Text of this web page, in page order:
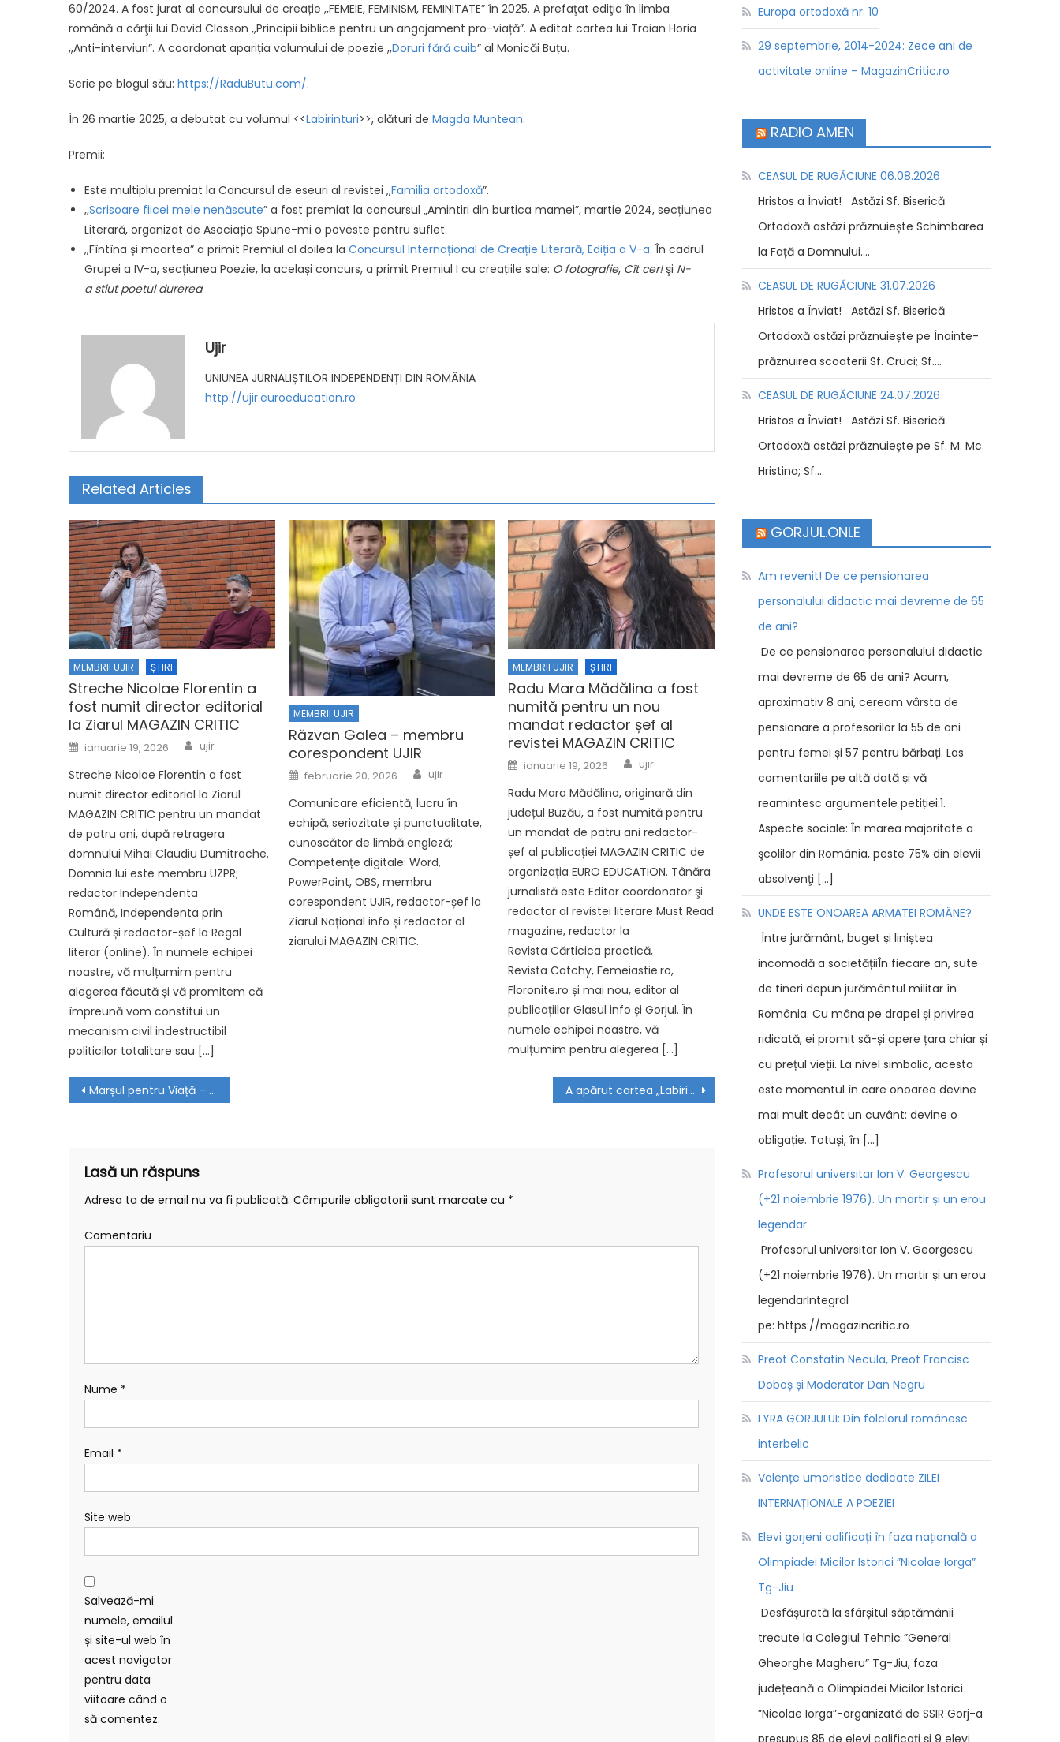
60/2024. A fost jurat al concursului de creație ,,FEMEIE, FEMINISM, FEMINITATE” în 2025. A prefaţat ediţia în limba
română a cărţii lui David Closson ,,Principii biblice pentru un angajament pro-viață”. A editat cartea lui Traian Horia
,,Anti-interviuri”. A coordonat apariția volumului de poezie ,,Doruri fără cuib” al Monicăi Buțu.
Scrie pe blogul său: https://RaduButu.com/.
În 26 martie 2025, a debutat cu volumul <<Labirinturi>>, alături de Magda Muntean.
Premii:
Este multiplu premiat la Concursul de eseuri al revistei ,,Familia ortodoxă”.
,,Scrisoare fiicei mele nenăscute” a fost premiat la concursul „Amintiri din burtica mamei”, martie 2024, secțiunea
Literară, organizat de Asociația Spune-mi o poveste pentru suflet.
,,Fîntîna și moartea” a primit Premiul al doilea la Concursul Internațional de Creație Literară, Ediția a V-a. În cadrul
Grupei a IV-a, secțiunea Poezie, la același concurs, a primit Premiul I cu creațiile sale: O fotografie, Cît cer!şi N-
a stiut poetul durerea.
Ujir
UNIUNEA JURNALIȘTILOR INDEPENDENȚI DIN ROMÂNIA
http://ujir.euroeducation.ro
Related Articles
MEMBRII UJIR ȘTIRI
Streche Nicolae Florentin a
fost numit director editorial
la Ziarul MAGAZIN CRITIC
Posted on
ianuarie 19, 2026 Author
ujir
Streche Nicolae Florentin a fost
numit director editorial la Ziarul
MAGAZIN CRITIC pentru un mandat
de patru ani, după retragera
domnului Mihai Claudiu Dumitrache.
Domnia lui este membru UZPR;
redactor Independenta
Română, Independenta prin
Cultură și redactor-șef la Regal
literar (online). În numele echipei
noastre, vă mulțumim pentru
alegerea făcută și vă promitem că
împreună vom constitui un
mecanism civil indestructibil
politicilor totalitare sau […]
MEMBRII UJIR
Răzvan Galea – membru
corespondent UJIR
Posted on
februarie 20, 2026 Author
ujir
Comunicare eficientă, lucru în
echipă, seriozitate și punctualitate,
cunoscător de limbă engleză;
Competențe digitale: Word,
PowerPoint, OBS, membru
corespondent UJIR, redactor-șef la
Ziarul Național info și redactor al
ziarului MAGAZIN CRITIC.
MEMBRII UJIR ȘTIRI
Radu Mara Mădălina a fost
numită pentru un nou
mandat redactor șef al
revistei MAGAZIN CRITIC
Posted on
ianuarie 19, 2026 Author
ujir
Radu Mara Mădălina, originară din
județul Buzău, a fost numită pentru
un mandat de patru ani redactor-
șef al publicației MAGAZIN CRITIC de
organizația EURO EDUCATION. Tânăra
jurnalistă este Editor coordonator şi
redactor al revistei literare Must Read
magazine, redactor la
Revista Cărticica practică,
Revista Catchy, Femeiastie.ro,
Floronite.ro și mai nou, editor al
publicațiilor Glasul info și Gorjul. În
numele echipei noastre, vă
mulțumim pentru alegerea […]
Navigare în articole
Marșul pentru Viață – Sâmbătă, 29 martie 2025. Comunicat de presă A apărut cartea „Labirinturi”, debutul editorial al lui Radu Buțu şi al Magdei Muntean
Lasă un răspuns
Adresa ta de email nu va fi publicată. Câmpurile obligatorii sunt marcate cu *
Comentariu
Nume *
Email *
Site web
Salvează-mi
numele, emailul
și site-ul web în
acest navigator
pentru data
viitoare când o
să comentez.
Europa ortodoxă nr. 10
29 septembrie, 2014-2024: Zece ani de
activitate online – MagazinCritic.ro
RADIO AMEN
CEASUL DE RUGĂCIUNE 06.08.2026
Hristos a Înviat! Astăzi Sf. Biserică
Ortodoxă astăzi prăznuiește Schimbarea
la Față a Domnului....
CEASUL DE RUGĂCIUNE 31.07.2026
Hristos a Înviat! Astăzi Sf. Biserică
Ortodoxă astăzi prăznuiește pe Înainte-
prăznuirea scoaterii Sf. Cruci; Sf....
CEASUL DE RUGĂCIUNE 24.07.2026
Hristos a Înviat! Astăzi Sf. Biserică
Ortodoxă astăzi prăznuiește pe Sf. M. Mc.
Hristina; Sf....
GORJUL.ONLE
Am revenit! De ce pensionarea
personalului didactic mai devreme de 65
de ani?
De ce pensionarea personalului didactic
mai devreme de 65 de ani? Acum,
aproximativ 8 ani, ceream vârsta de
pensionare a profesorilor la 55 de ani
pentru femei și 57 pentru bărbați. Las
comentariile pe altă dată și vă
reamintesc argumentele petiției:1.
Aspecte sociale: În marea majoritate a
şcolilor din România, peste 75% din elevii
absolvenţi […]
UNDE ESTE ONOAREA ARMATEI ROMÂNE?
Între jurământ, buget și liniștea
incomodă a societățiiÎn fiecare an, sute
de tineri depun jurământul militar în
România. Cu mâna pe drapel și privirea
ridicată, ei promit să-și apere țara chiar și
cu prețul vieții. La nivel simbolic, acesta
este momentul în care onoarea devine
mai mult decât un cuvânt: devine o
obligație. Totuși, în […]
Profesorul universitar Ion V. Georgescu
(+21 noiembrie 1976). Un martir și un erou
legendar
Profesorul universitar Ion V. Georgescu
(+21 noiembrie 1976). Un martir și un erou
legendarIntegral
pe: https://magazincritic.ro
Preot Constatin Necula, Preot Francisc
Doboș și Moderator Dan Negru
LYRA GORJULUI: Din folclorul românesc
interbelic
Valențe umoristice dedicate ZILEI
INTERNAȚIONALE A POEZIEI
Elevi gorjeni calificați în faza națională a
Olimpiadei Micilor Istorici ”Nicolae Iorga”
Tg-Jiu
Desfășurată la sfârșitul săptămânii
trecute la Colegiul Tehnic ”General
Gheorghe Magheru” Tg-Jiu, faza
județeană a Olimpiadei Micilor Istorici
”Nicolae Iorga”-organizată de SSIR Gorj-a
presupus 85 de elevi calificați și 9 elevi